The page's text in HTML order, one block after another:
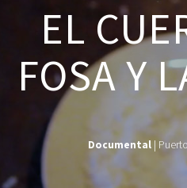
EL
FOSA Y
Documental |